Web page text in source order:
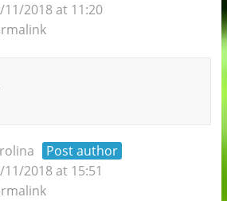
11/2018 at 11:20
Post author
11/2018 at 15:51